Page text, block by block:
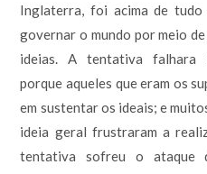
Inglaterra, foi acima de
governar o mundo por meio
ideias. A tentativa falhara
porque aqueles que eram os
em sustentar os ideais; e
ideia geral frustraram a
tentativa sofreu o ataque